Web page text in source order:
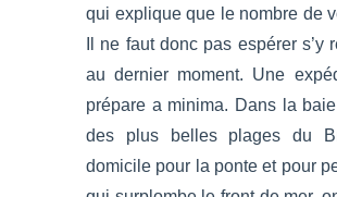
qui explique que le nombre de
Il ne faut donc pas espérer
au dernier moment. Une
prépare a minima. Dans la
des plus belles plages du
domicile pour la ponte et pour